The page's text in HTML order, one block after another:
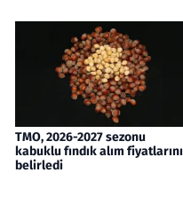
TMO, 2026-2027 sezonu
kabuklu fındık alım fiyatlarını
belirledi